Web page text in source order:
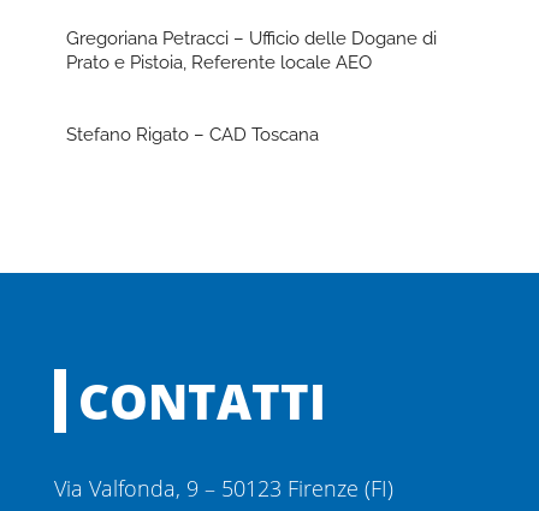
Gregoriana Petracci – Ufficio delle Dogane di
Prato e Pistoia, Referente locale AEO
Stefano Rigato – CAD Toscana
CONTATTI
Via Valfonda, 9 – 50123 Firenze (FI)